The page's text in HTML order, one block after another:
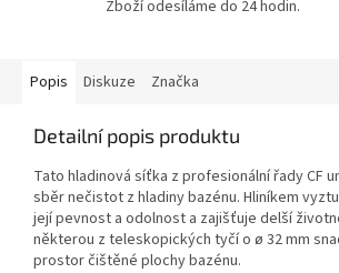
Zboží odesíláme do 24 hodin.
Popis Diskuze Značka
Detailní popis produktu
Tato hladinová síťka z profesionální řady CF
sběr nečistot z hladiny bazénu. Hliníkem
její pevnost a odolnost a zajišťuje delší
některou z teleskopických tyčí o ø 32 mm
prostor čištěné plochy bazénu.